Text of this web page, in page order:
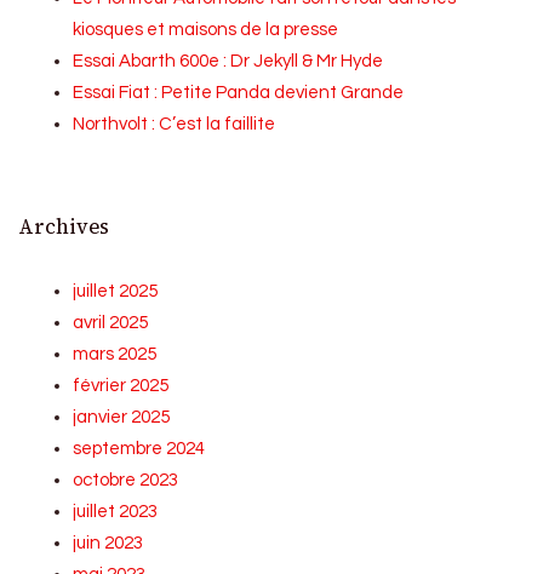
kiosques et maisons de la presse
Essai Abarth 600e : Dr Jekyll & Mr Hyde
Essai Fiat : Petite Panda devient Grande
Northvolt : C’est la faillite
Archives
juillet 2025
avril 2025
mars 2025
février 2025
janvier 2025
septembre 2024
octobre 2023
juillet 2023
juin 2023